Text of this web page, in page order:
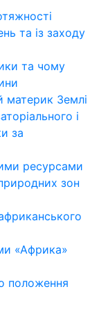
та із заходу
та чому
Землі
і
за
ресурсами
зон
«Африка»
положення